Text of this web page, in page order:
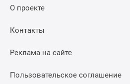
О проекте
Контакты
Реклама на сайте
Пользовательское соглашение